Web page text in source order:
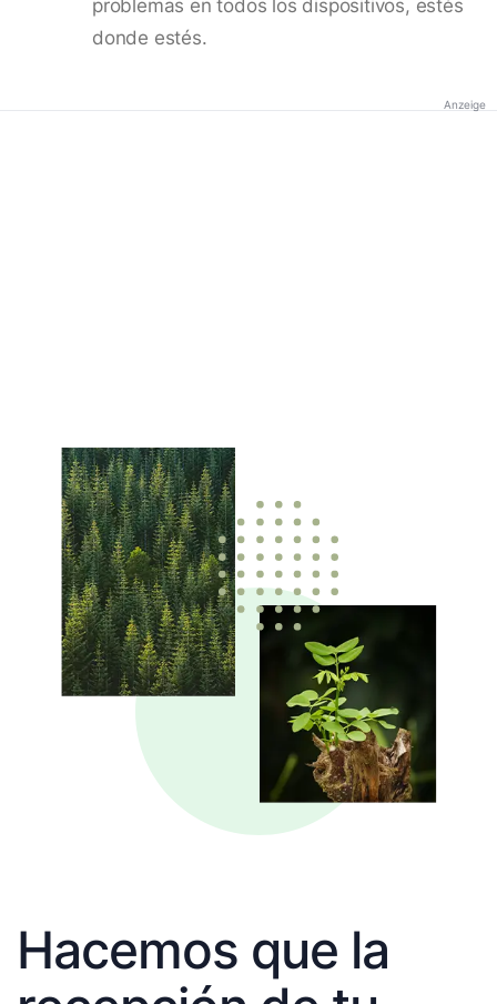
problemas en todos los dispositivos, estés
donde estés.
Anzeige
Hacemos que la